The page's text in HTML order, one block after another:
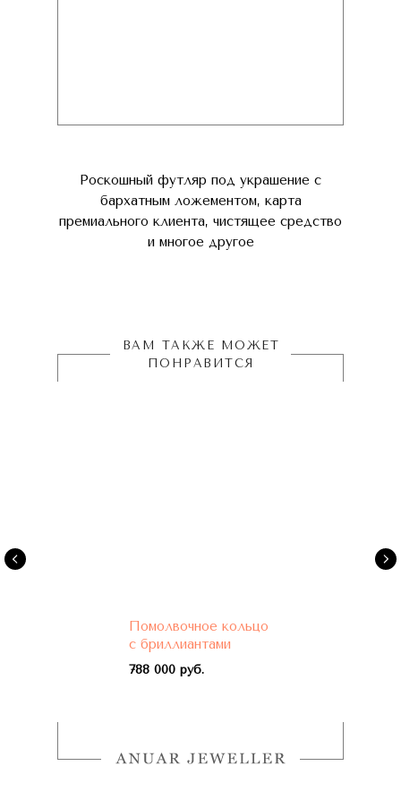
Роскошный футляр под украшение с
бархатным ложементом, карта
премиального клиента, чистящее средство
и многое другое
ВАМ ТАКЖЕ МОЖЕТ
ПОНРАВИТСЯ
Помолвочное кольцо
с бриллиантами
788 000 руб.